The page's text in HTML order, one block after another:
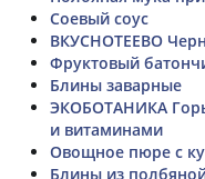
Соевый соус
ВКУСНОТЕЕВО
Фруктовый
Блины заварные
ЭКОБОТАНИКА
и витаминами
Овощное пюре с
Блины из